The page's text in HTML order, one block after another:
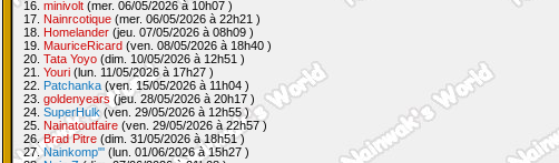
16. minivolt (mer. 06/05/2026 à 10h07 )
17. Nainrcotique (mer. 06/05/2026 à 22h21 )
18. Homelander (jeu. 07/05/2026 à 08h09 )
19. MauriceRicard (ven. 08/05/2026 à 18h40 )
20. Tata Yoyo (dim. 10/05/2026 à 12h51 )
21. Youri (lun. 11/05/2026 à 17h27 )
22. Patchanka (ven. 15/05/2026 à 11h04 )
23. goldenyears (jeu. 28/05/2026 à 20h17 )
24. SuperHulk(ven. 29/05/2026 à 12h55 )
25. Nainatoutfaire (ven. 29/05/2026 à 22h57 )
26.Brad Pitre (dim. 31/05/2026 à 18h51 )
27.Nainkomp"' (lun. 01/06/2026 à 15h27 )